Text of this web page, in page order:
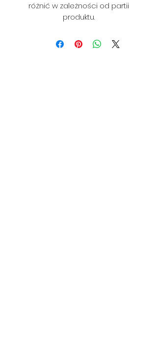
różnić w zależności od partii
produktu.